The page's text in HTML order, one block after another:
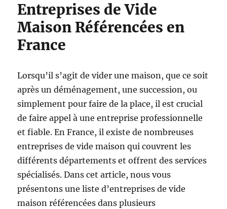
Entreprises de Vide
Maison Référencées en
France
Lorsqu’il s’agit de vider une maison, que ce soit
après un déménagement, une succession, ou
simplement pour faire de la place, il est crucial
de faire appel à une entreprise professionnelle
et fiable. En France, il existe de nombreuses
entreprises de vide maison qui couvrent les
différents départements et offrent des services
spécialisés. Dans cet article, nous vous
présentons une liste d’entreprises de vide
maison référencées dans plusieurs